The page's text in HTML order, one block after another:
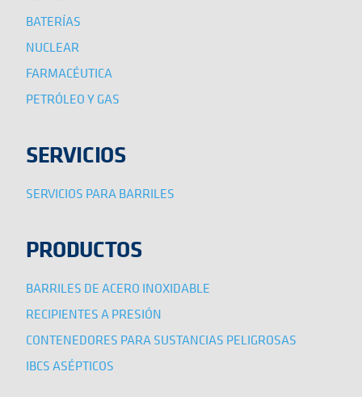
BATERÍAS
NUCLEAR
FARMACÉUTICA
PETRÓLEO Y GAS
SERVICIOS
SERVICIOS PARA BARRILES
PRODUCTOS
BARRILES DE ACERO INOXIDABLE
RECIPIENTES A PRESIÓN
CONTENEDORES PARA SUSTANCIAS PELIGROSAS
IBCS ASÉPTICOS